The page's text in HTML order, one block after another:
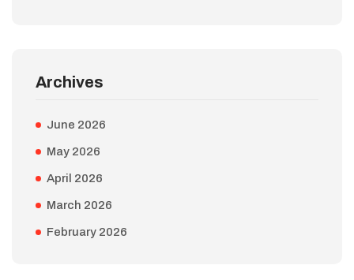
Archives
June 2026
May 2026
April 2026
March 2026
February 2026